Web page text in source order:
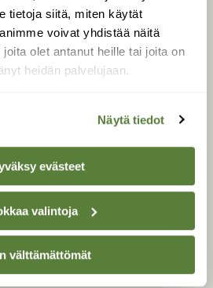
tietoja siitä, miten käytät
voivat yhdistää näitä
olet antanut heille tai joita on
heidän palvelujaan.
Näytä tiedot
evästeet
valintoja
välttämättömät
SUOMEN LUONNON­
SUOJELU­LIITTO
Suomen Luonto -lehden
luonnonsuojelu­liitto.